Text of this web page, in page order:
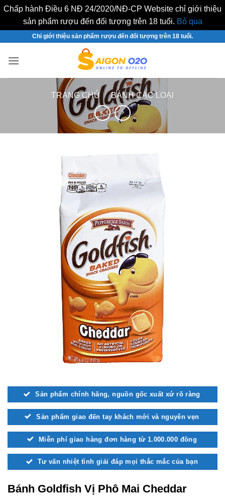
Chấp hành Điều 6 NĐ 24/2020/NĐ-CP Website chỉ giới thiệu
sản phẩm rượu đến đối tượng trên 18 tuổi. Bỏ qua
nội
Chỉ giới thiệu sản phẩm rượu đến đối tượng trên 18 tuổi.
TRANG CHỦ / BÁNH CÁC LOẠI
Sản phẩm chính hãng, nguồn gốc xuất xứ rõ ràng
Sản phẩm giao đến tay khách mới và nguyên vẹn
Miễn phí giao hàng đơn hàng từ 1.000.000 đồng
Tư vấn nhiệt tình giải đáp mọi thắc mắc của bạn
Bánh Goldfish Vị Phô Mai Cheddar